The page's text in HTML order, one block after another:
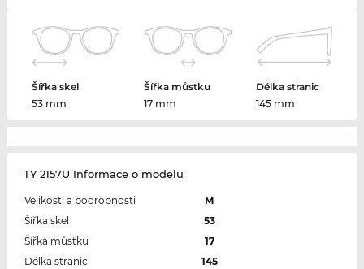
Šířka skel
53 mm
Šířka můstku
17 mm
Délka stranic
145 mm
TY 2157U Informace o modelu
Velikosti a podrobnosti
M
Šířka skel
53
Šířka můstku
17
Délka stranic
145